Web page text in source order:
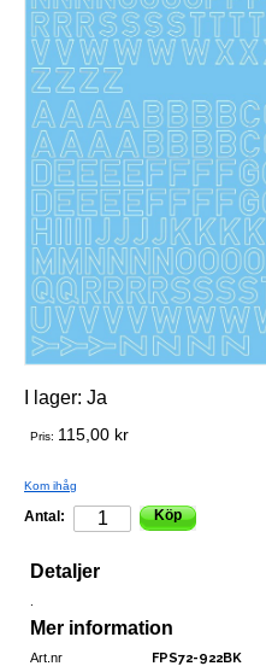
I lager: Ja
Pris: 115,00 kr
Kom ihåg
Antal: Köp
Detaljer
Mer information
Art.nr FPS72-922BK